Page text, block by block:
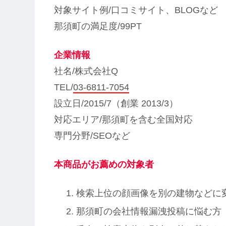
対象サイト例/口コミサイト、BLOGなど
那須町の満足度/99PT
企業情報
社名/株式会社Q
TEL/03-6811-7054
設立日/2015/7（創業 2013/3）
対応エリア/那須町を含む全国対応
専門分野/SEOなど
本商品がお薦めの対象者
検索上位の顔画像を別の建物などに
那須町の会社情報漏洩投稿に悩む方